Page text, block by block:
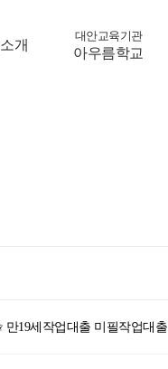
개
대안교육기관
아우름학교
19세작업대출 미필작업대출